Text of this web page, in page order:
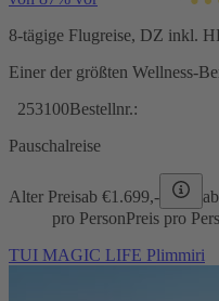
8-tägige Flugreise, DZ inkl.
Einer der größten Wellness-
253100Bestellnr.:
Pauschalreise
Alter Preisab €1.699,-
pro PersonPreis pro
TUI MAGIC LIFE Plimmiri